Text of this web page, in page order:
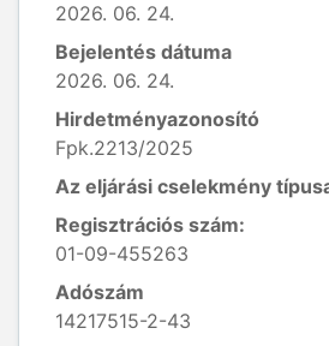
2026. 06. 24.
Bejelentés dátuma
2026. 06. 24.
Hirdetményazonosító
Fpk.2213/2025
Az eljárási cselekmény
Regisztrációs szám:
01-09-455263
Adószám
14217515-2-43